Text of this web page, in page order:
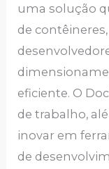
uma solução
de
eficiente. O
de trabalho,
inovar em
de